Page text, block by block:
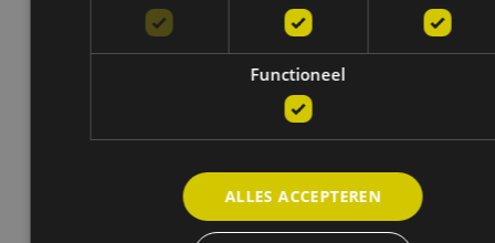
Functioneel
ALLES ACCEPTEREN